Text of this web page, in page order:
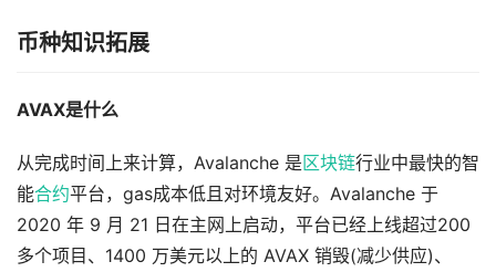
币种知识拓展
AVAX是什么
从完成时间上来计算，Avalanche 是区块链行业中最快的智
能合约平台，gas成本低且对环境友好。Avalanche 于
2020 年 9 月 21 日在主网上启动，平台已经上线超过200
多个项目、1400 万美元以上的 AVAX 销毁(减少供应)、